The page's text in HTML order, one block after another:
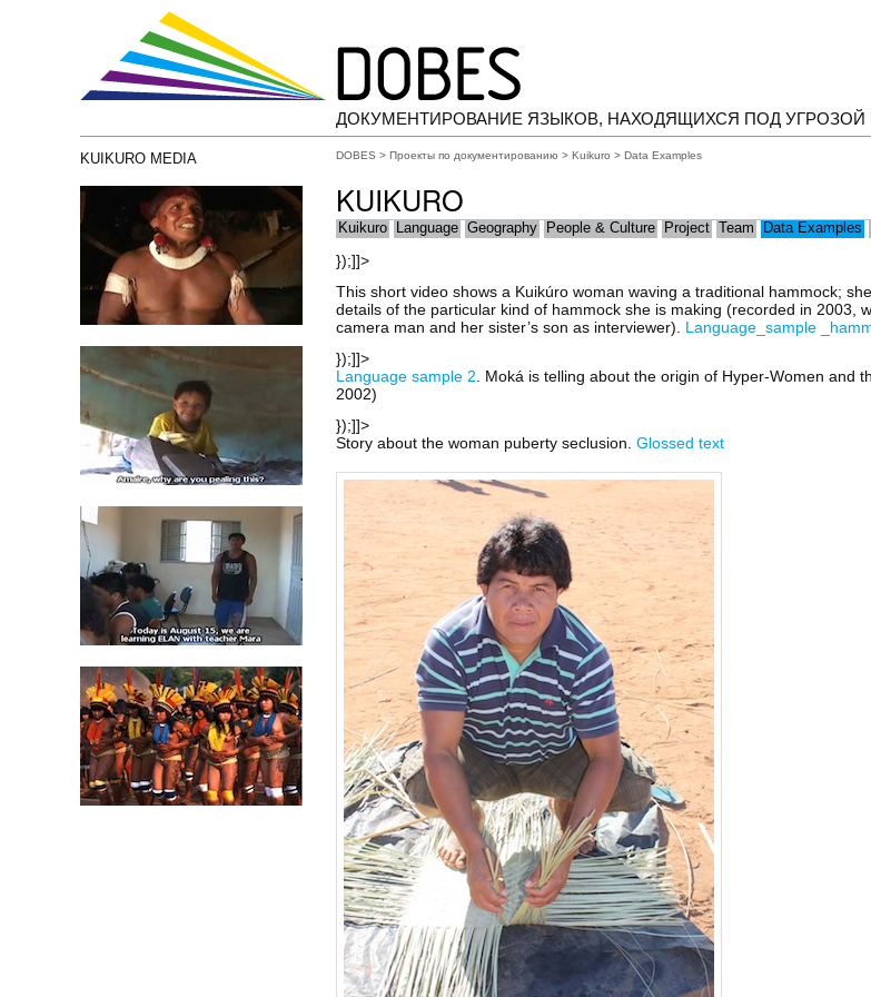
ДОКУМЕНТИРОВАНИЕ ЯЗЫКОВ, НАХОДЯЩИХСЯ ПОД УГРОЗОЙ
KUIKURO MEDIA DOBES > Проекты по документированию > Kuikuro > Data Examples
KUIKURO
Kuikuro Language Geography People & Culture Project Team Data Examples
});]]>
This short video shows a Kuikúro woman waving a traditional hammock;
details of the particular kind of hammock she is making (recorded in 2003,
camera man and her sister’s son as interviewer). Language_sample
});]]>
Language sample 2 . Moká is telling about the origin of Hyper-Women and
2002)
});]]>
Story about the woman puberty seclusion. Glossed text